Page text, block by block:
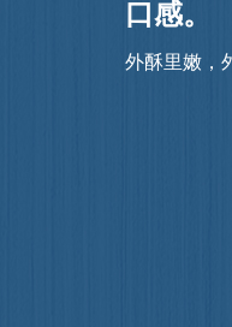
口感。
外酥里嫩，外